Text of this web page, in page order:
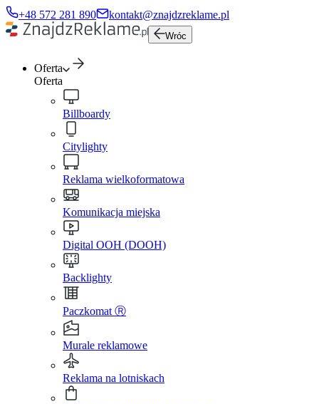
+48 572 281 890 kontakt@znajdzreklame.pl
Wróc
Oferta
Oferta
Billboardy
Citylighty
Reklama wielkoformatowa
Komunikacja miejska
Digital OOH (DOOH)
Backlighty
Paczkomat Ⓡ
Murale reklamowe
Reklama na lotniskach